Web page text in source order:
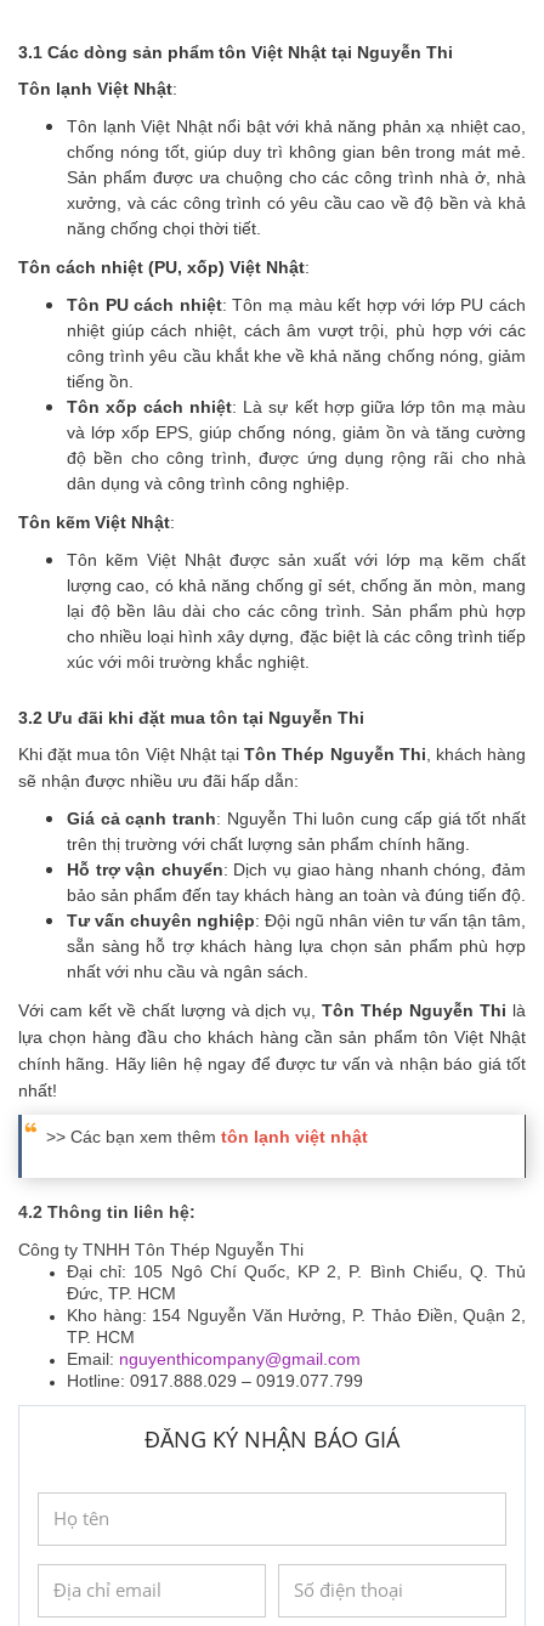
3.1 Các dòng sản phẩm tôn Việt Nhật tại Nguyễn Thi
Tôn lạnh Việt Nhật:
Tôn lạnh Việt Nhật nổi bật với khả năng phản xạ nhiệt cao,
chống nóng tốt, giúp duy trì không gian bên trong mát mẻ.
Sản phẩm được ưa chuộng cho các công trình nhà ở, nhà
xưởng, và các công trình có yêu cầu cao về độ bền và khả
năng chống chọi thời tiết.
Tôn cách nhiệt (PU, xốp) Việt Nhật:
Tôn PU cách nhiệt: Tôn mạ màu kết hợp với lớp PU cách
nhiệt giúp cách nhiệt, cách âm vượt trội, phù hợp với các
công trình yêu cầu khắt khe về khả năng chống nóng, giảm
tiếng ồn.
Tôn xốp cách nhiệt: Là sự kết hợp giữa lớp tôn mạ màu
và lớp xốp EPS, giúp chống nóng, giảm ồn và tăng cường
độ bền cho công trình, được ứng dụng rộng rãi cho nhà
dân dụng và công trình công nghiệp.
Tôn kẽm Việt Nhật:
Tôn kẽm Việt Nhật được sản xuất với lớp mạ kẽm chất
lượng cao, có khả năng chống gỉ sét, chống ăn mòn, mang
lại độ bền lâu dài cho các công trình. Sản phẩm phù hợp
cho nhiều loại hình xây dựng, đặc biệt là các công trình tiếp
xúc với môi trường khắc nghiệt.
3.2 Ưu đãi khi đặt mua tôn tại Nguyễn Thi
Khi đặt mua tôn Việt Nhật tạiTôn Thép Nguyễn Thi, khách hàng
sẽ nhận được nhiều ưu đãi hấp dẫn:
Giá cả cạnh tranh: Nguyễn Thi luôn cung cấp giá tốt nhất
trên thị trường với chất lượng sản phẩm chính hãng.
Hỗ trợ vận chuyển: Dịch vụ giao hàng nhanh chóng, đảm
bảo sản phẩm đến tay khách hàng an toàn và đúng tiến độ.
Tư vấn chuyên nghiệp: Đội ngũ nhân viên tư vấn tận tâm,
sẵn sàng hỗ trợ khách hàng lựa chọn sản phẩm phù hợp
nhất với nhu cầu và ngân sách.
Với cam kết về chất lượng và dịch vụ,Tôn Thép Nguyễn Thi là
lựa chọn hàng đầu cho khách hàng cần sản phẩm tôn Việt Nhật
chính hãng. Hãy liên hệ ngay để được tư vấn và nhận báo giá tốt
nhất!
>> Các bạn xem thêm tôn lạnh việt nhật
4.2 Thông tin liên hệ:
Công ty TNHH Tôn Thép Nguyễn Thi
Đại chỉ: 105 Ngô Chí Quốc, KP 2, P. Bình Chiểu, Q. Thủ
Đức, TP. HCM
Kho hàng: 154 Nguyễn Văn Hưởng, P. Thảo Điền, Quận 2,
TP. HCM
Email: nguyenthicompany@gmail.com
Hotline: 0917.888.029 – 0919.077.799
ĐĂNG KÝ NHẬN BÁO GIÁ